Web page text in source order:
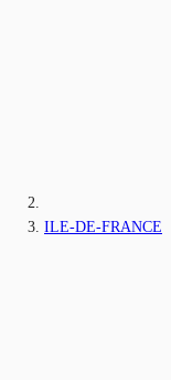
ILE-DE-FRANCE